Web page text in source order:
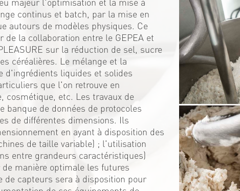
continus et batch, par la mise en
autours de modèles physiques. Ce
la collaboration entre le GEPEA et
sur la réduction de sel, sucre
céréalières. Le mélange et la
d'ingrédients liquides et solides
que l'on retrouve en
cosmétique, etc. Les travaux de
banque de données de protocoles
de différentes dimensions. Ils
en ayant à disposition des
de taille variable) ; l'utilisation
entre grandeurs caractéristiques)
manière optimale les futures
de capteurs sera à disposition pour